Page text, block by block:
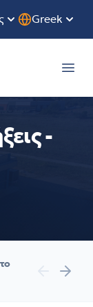
Greek
-